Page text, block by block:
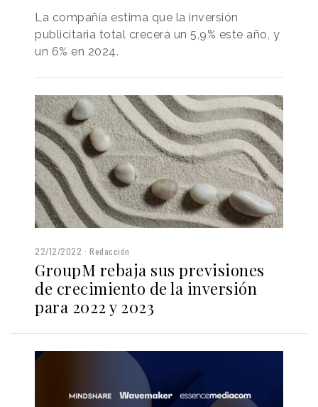
La compañía estima que la inversión
publicitaria total crecerá un 5,9% este año, y
un 6% en 2024.
22/12/2022 Redacción
GroupM rebaja sus previsiones
de crecimiento de la inversión
para 2022 y 2023